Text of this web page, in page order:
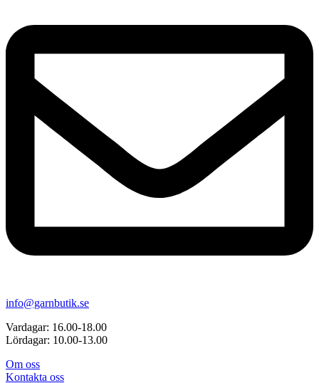
info@garnbutik.se
Vardagar: 16.00-18.00
Lördagar: 10.00-13.00
Om oss
Kontakta oss